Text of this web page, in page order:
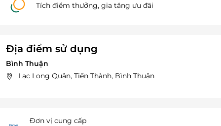
Tích điểm thưởng, gia tăng ưu đãi
Địa điểm sử dụng
Bình Thuận
Lạc Long Quân, Tiến Thành, Bình Thuận
Đơn vị cung cấp